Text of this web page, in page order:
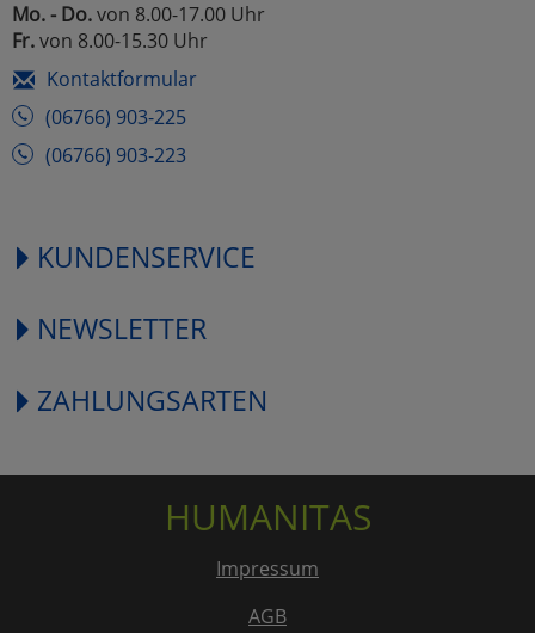
Mo. - Do.von 8.00-17.00 Uhr
Fr.von 8.00-15.30 Uhr
Kontaktformular
(06766) 903-225
(06766) 903-223
KUNDENSERVICE
NEWSLETTER
ZAHLUNGSARTEN
HUMANITAS
Impressum
AGB